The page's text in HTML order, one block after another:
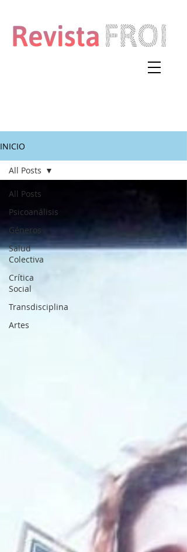
INICIO
All Posts
Psicoanálisis
Géneros
Salud
Colectiva
Crítica
Social
Transdisciplina
Artes
All Posts